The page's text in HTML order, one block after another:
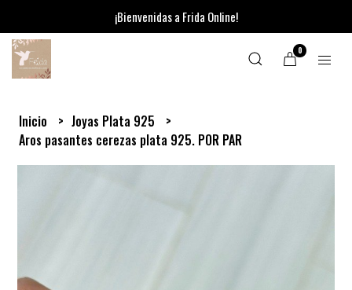
¡Bienvenidas a Frida Online!
0
Inicio
Joyas Plata 925
Aros pasantes cerezas plata 925. POR PAR